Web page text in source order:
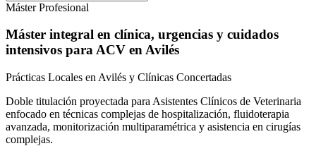
Máster Profesional
Máster integral en clínica, urgencias y cuidados
intensivos para ACV en Avilés
Prácticas Locales en Avilés y Clínicas Concertadas
Doble titulación proyectada para Asistentes Clínicos de Veterinaria
enfocado en técnicas complejas de hospitalización, fluidoterapia
avanzada, monitorización multiparamétrica y asistencia en cirugías
complejas.